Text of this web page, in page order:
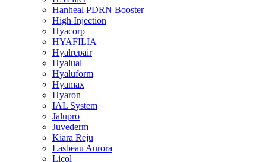
Hanheal PDRN Booster
High Injection
Hyacorp
HYAFILIA
Hyalrepair
Hyalual
Hyaluform
Hyamax
Hyaron
IAL System
Jalupro
Juvederm
Kiara Reju
Lasbeau Aurora
Licol